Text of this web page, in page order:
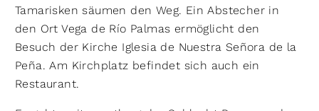
Tamarisken säumen den Weg. Ein Abstecher in
den Ort Vega de Río Palmas ermöglicht den
Besuch der Kirche Iglesia de Nuestra Señora de la
Peña. Am Kirchplatz befindet sich auch ein
Restaurant.